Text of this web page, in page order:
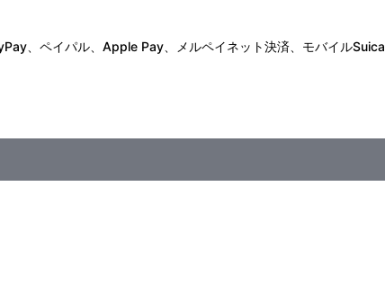
、ペイパル、Apple Pay、メルペイネット決済、モバイルSuica